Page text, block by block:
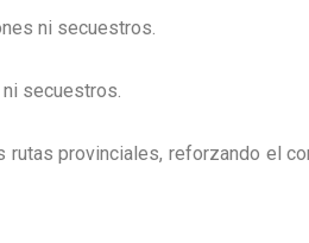
ni secuestros.
secuestros.
provinciales, reforzando el